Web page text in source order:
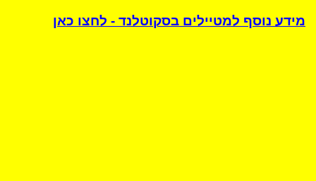
מידע נוסף למטיילים בסקוטלנד - לחצו כאן